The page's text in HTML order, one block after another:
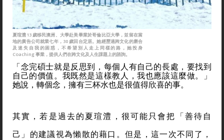
夏瑄澧13 歲移民澳洲、大學赴美畢業於哥倫比亞大學，並留在當
地的廣告公司就業七年，30 歲回台定居。她經歷過跨文化的磨合
及迷失自我的困惑，不希望別人走上同樣的路，她投身
Coaching 事業，提供人們在跨文化及人生課題上的諮詢。
「念完碩士就是反思到，每個人有自己的長處，要找到
自己的價值。我既然是這樣教人，我也應該這麼做。」
她說，轉個念，擁有三杯水也是很值得欣喜的事。
其實，若是過去的夏瑄澧，很可能只會把「善待自
己」的建議視為懶散的藉口。但是，這一次不同了，